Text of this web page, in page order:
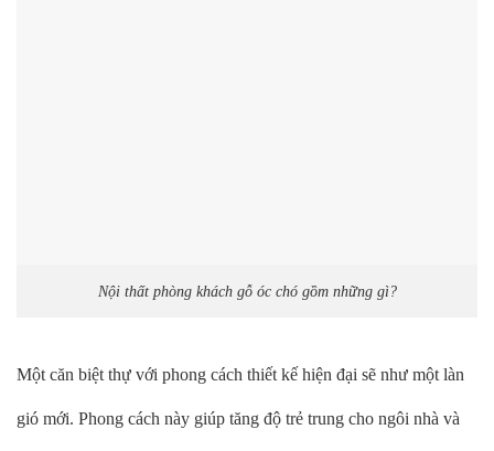
Nội thất phòng khách gỗ óc chó gồm những gì?
Một căn biệt thự với phong cách thiết kế hiện đại sẽ như một làn
gió mới. Phong cách này giúp tăng độ trẻ trung cho ngôi nhà và